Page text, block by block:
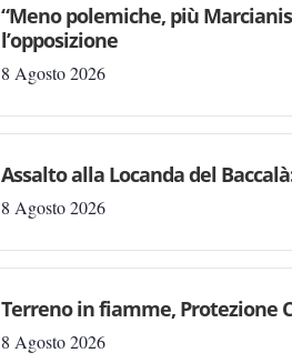
“Meno polemiche, più
l’opposizione
8 Agosto 2026
Assalto alla Locanda del
8 Agosto 2026
Terreno in fiamme, Protezione
8 Agosto 2026